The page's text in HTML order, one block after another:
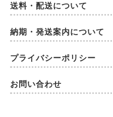
送料・配送について
納期・発送案内について
プライバシーポリシー
お問い合わせ